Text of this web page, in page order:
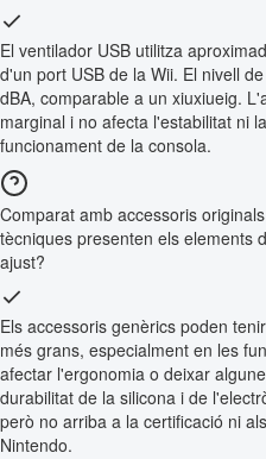
El ventilador USB utilitza
d'un port USB de la Wii. El nivell
dBA, comparable a un xiuxiueig.
marginal i no afecta l'estabilitat ni
funcionament de la consola.
Comparat amb accessoris
tècniques presenten els elements
ajust?
Els accessoris genèrics poden
més grans, especialment en les
afectar l'ergonomia o deixar
durabilitat de la silicona i de
però no arriba a la certificació ni
Nintendo.